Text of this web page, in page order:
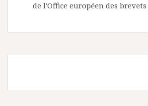
de l'Office européen des brevets